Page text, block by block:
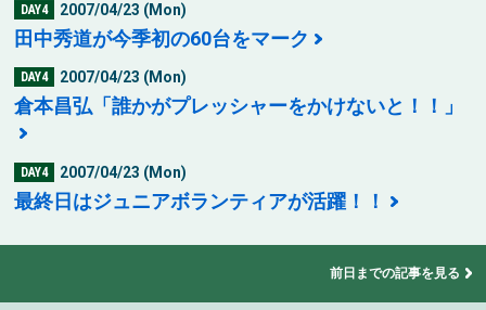
DAY4 2007/04/23 (Mon)
田中秀道が今季初の60台をマーク
DAY4 2007/04/23 (Mon)
倉本昌弘「誰かがプレッシャーをかけないと！！」
DAY4 2007/04/23 (Mon)
最終日はジュニアボランティアが活躍！！
前日までの記事を見る